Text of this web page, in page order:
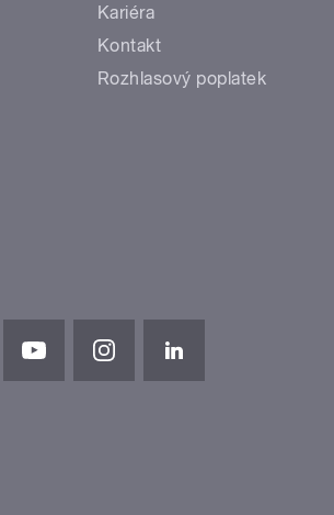
Kariéra
Kontakt
Rozhlasový poplatek